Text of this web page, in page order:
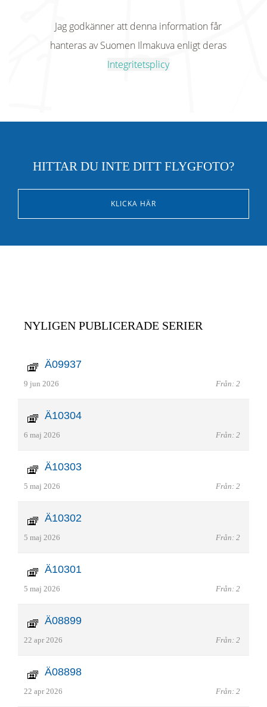
Jag godkänner att denna information får
hanteras av Suomen Ilmakuva enligt deras
Integritetsplicy
HITTAR DU INTE DITT FLYGFOTO?
KLICKA HÄR
NYLIGEN PUBLICERADE SERIER
Ä09937
9 jun 2026 Från: 2
Ä10304
6 maj 2026 Från: 2
Ä10303
5 maj 2026 Från: 2
Ä10302
5 maj 2026 Från: 2
Ä10301
5 maj 2026 Från: 2
Ä08899
22 apr 2026 Från: 2
Ä08898
22 apr 2026 Från: 2